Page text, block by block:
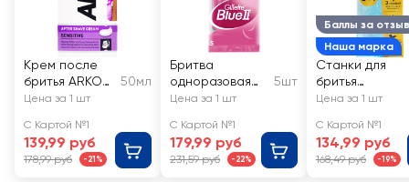
Крем после
бритья ARKO
Men Sensitive
50мл
Цена за 1 шт
С Картой №1
139,99 руб
178,99 руб -21%
Бритва
одноразовая
женская
Disposable Blue
II
5шт
Цена за 1 шт
С Картой №1
179,99 руб
231,59 руб -22%
Баллы за отзыв
Наша марка
Станки для
бритья
одноразовые
увлажняющей
полосой
Цена за 1 шт
С Картой №1
134,99 руб
168,49 руб -19%